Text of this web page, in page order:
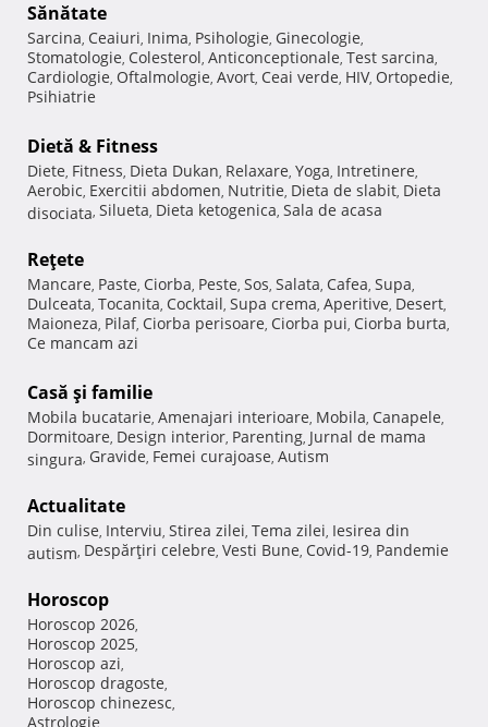
Sănătate
Sarcina, Ceaiuri, Inima, Psihologie, Ginecologie,
Stomatologie, Colesterol, Anticonceptionale, Test sarcina,
Cardiologie, Oftalmologie, Avort, Ceai verde, HIV, Ortopedie,
Psihiatrie
Dietă & Fitness
Diete, Fitness, Dieta Dukan, Relaxare, Yoga, Intretinere,
Aerobic, Exercitii abdomen, Nutritie, Dieta de slabit, Dieta
disociata, Silueta, Dieta ketogenica, Sala de acasa
Reţete
Mancare, Paste, Ciorba, Peste, Sos, Salata, Cafea, Supa,
Dulceata, Tocanita, Cocktail, Supa crema, Aperitive, Desert,
Maioneza, Pilaf, Ciorba perisoare, Ciorba pui, Ciorba burta,
Ce mancam azi
Casă şi familie
Mobila bucatarie, Amenajari interioare, Mobila, Canapele,
Dormitoare, Design interior, Parenting, Jurnal de mama
singura, Gravide, Femei curajoase, Autism
Actualitate
Din culise, Interviu, Stirea zilei, Tema zilei, Iesirea din
autism, Despărţiri celebre, Vesti Bune, Covid-19, Pandemie
Horoscop
Horoscop 2026,
Horoscop 2025,
Horoscop azi,
Horoscop dragoste,
Horoscop chinezesc,
Astrologie